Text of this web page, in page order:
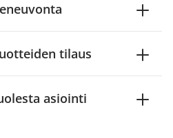
tilaus
asiointi